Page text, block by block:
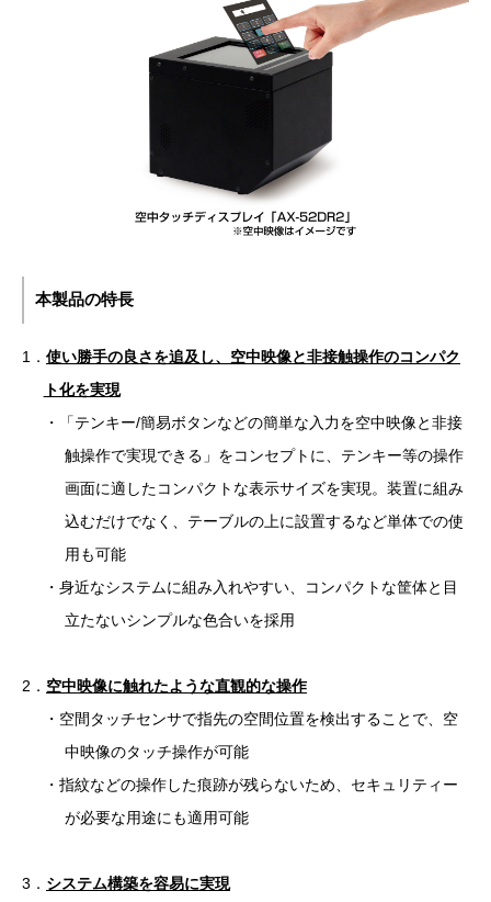
本製品の特長
1． 使い勝手の良さを追及し、空中映像と非接触操作のコンパク
ト化を実現
・「テンキー/簡易ボタンなどの簡単な入力を空中映像と非接
触操作で実現できる」をコンセプトに、テンキー等の操作
画面に適したコンパクトな表示サイズを実現。装置に組み
込むだけでなく、テーブルの上に設置するなど単体での使
用も可能
・身近なシステムに組み入れやすい、コンパクトな筐体と目
立たないシンプルな色合いを採用
2． 空中映像に触れたような直観的な操作
・空間タッチセンサで指先の空間位置を検出することで、空
中映像のタッチ操作が可能
・指紋などの操作した痕跡が残らないため、セキュリティー
が必要な用途にも適用可能
3． システム構築を容易に実現